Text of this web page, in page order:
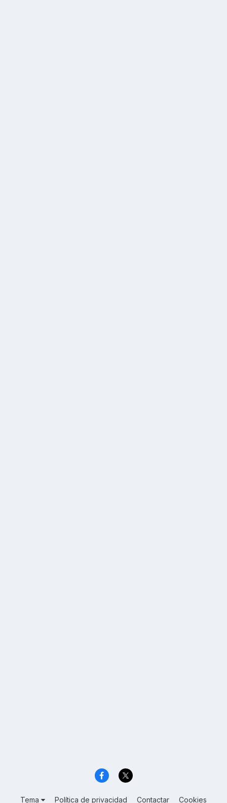
Tema Política de privacidad Contactar Cookies